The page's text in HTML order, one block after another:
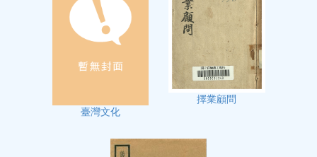
臺灣文化
擇業顧問